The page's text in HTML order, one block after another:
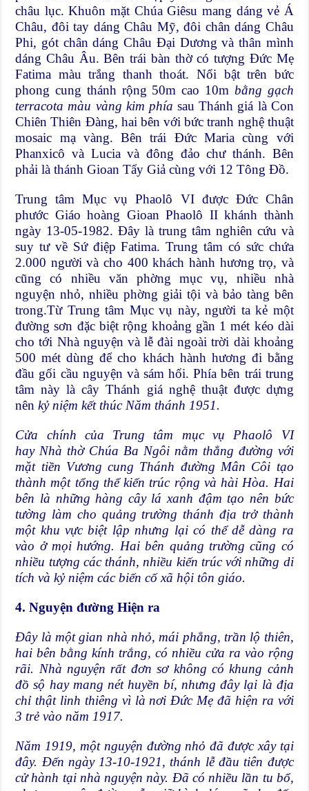
châu lục. Khuôn mặt Chúa Giêsu mang dáng vẻ Á
Châu, đôi tay dáng Châu Mỹ, đôi chân dáng Châu
Phi, gót chân dáng Châu Đại Dương và thân mình
dáng Châu Âu. Bên trái bàn thờ có tượng Đức Mẹ
Fatima màu trắng thanh thoát. Nổi bật trên bức
phong cung thánh rộng 50m cao 10m bằng gạch
terracota màu vàng kim phía sau Thánh giá là Con
Chiên Thiên Đàng, hai bên với bức tranh nghệ thuật
mosaic mạ vàng. Bên trái Đức Maria cùng với
Phanxicô và Lucia và đông đảo chư thánh. Bên
phải là thánh Gioan Tẩy Giả cùng với 12 Tông Đồ.
Trung tâm Mục vụ Phaolô VI được Đức Chân
phước Giáo hoàng Gioan Phaolô II khánh thành
ngày 13-05-1982. Đây là trung tâm nghiên cứu và
suy tư về Sứ điệp Fatima. Trung tâm có sức chứa
2.000 người và cho 400 khách hành hương trọ, và
cũng có nhiều văn phờng mục vụ, nhiều nhà
nguyện nhỏ, nhiều phờng giải tội và bảo tàng bên
trong.Từ Trung tâm Mục vụ này, người ta kẻ một
đường sơn đặc biệt rộng khoảng gần 1 mét kéo dài
cho tới Nhà nguyện và lễ đài ngoài trời dài khoảng
500 mét dùng để cho khách hành hương đi bằng
đầu gối cầu nguyện và sám hối. Phía bên trái trung
tâm này là cây Thánh giá nghệ thuật được dựng
nênkỷ niệm kết thúc Năm thánh 1951.
Cửa chính của Trung tâm mục vụ Phaolô VI
hay Nhà thờ Chúa Ba Ngôi nằm thẳng đường với
mặt tiền Vương cung Thánh đường Mân Côi tạo
thành một tổng thể kiến trúc rộng và hài Hòa. Hai
bên là những hàng cây lá xanh đậm tạo nên bức
tường làm cho quảng trường thánh địa trở thành
một khu vực biệt lập nhưng lại có thể dễ dàng ra
vào ở mọi hướng. Hai bên quảng trường cũng có
nhiều tượng các thánh, nhiều kiến trúc với những di
tích và kỷ niệm các biến cố xã hội tôn giáo.
4. Nguyện đường Hiện ra
Đây là một gian nhà nhỏ, mái phẳng, trần lộ thiên,
hai bên bằng kính trắng, có nhiều cửa ra vào rộng
rãi. Nhà nguyện rất đơn sơ không có khung cảnh
đồ sộ hay mang nét huyền bí, nhưng đây lại là địa
chỉ thật linh thiêng vì là nơi Đức Mẹ đã hiện ra với
3 trẻ vào năm 1917.
Năm 1919, một nguyện đường nhỏ đã được xây tại
đây. Đến ngày 13-10-1921, thánh lễ đầu tiên được
cử hành tại nhà nguyện này. Đã có nhiều lần tu bổ,